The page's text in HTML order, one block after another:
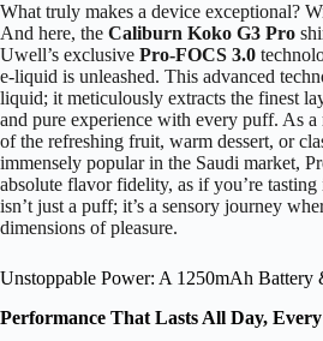
What truly makes a device exceptional?
And here, the Caliburn Koko G3 Pro
Uwell’s exclusive Pro-FOCS 3.0
e-liquid is unleashed. This advanced
liquid; it meticulously extracts the finest
and pure experience with every puff. As a
of the refreshing fruit, warm dessert, or
immensely popular in the Saudi market,
absolute flavor fidelity, as if you’re
isn’t just a puff; it’s a sensory journey
dimensions of pleasure.
Unstoppable Power: A 1250mAh Battery
Performance That Lasts All Day,